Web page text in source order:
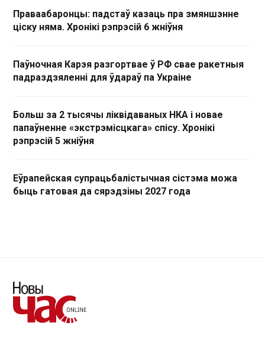
Праваабаронцы: падстаў казаць пра змяншэнне
ціску няма. Хронікі рэпрэсій 6 жніўня
Паўночная Карэя разгортвае ў РФ свае ракетныя
падраздзяленні для ўдараў па Украіне
Больш за 2 тысячы ліквідаваных НКА і новае
папаўненне «экстрэмісцкага» спісу. Хронікі
рэпрэсій 5 жніўня
Еўрапейская супрацьбалістычная сістэма можа
быць гатовая да сярэдзіны 2027 года